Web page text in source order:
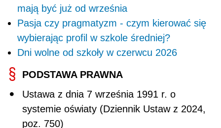
mają być już od września
Pasja czy pragmatyzm - czym kierować się
wybierając profil w szkole średniej?
Dni wolne od szkoły w czerwcu 2026
PODSTAWA PRAWNA
Ustawa z dnia 7 września 1991 r. o
systemie oświaty (Dziennik Ustaw z 2024,
poz. 750)